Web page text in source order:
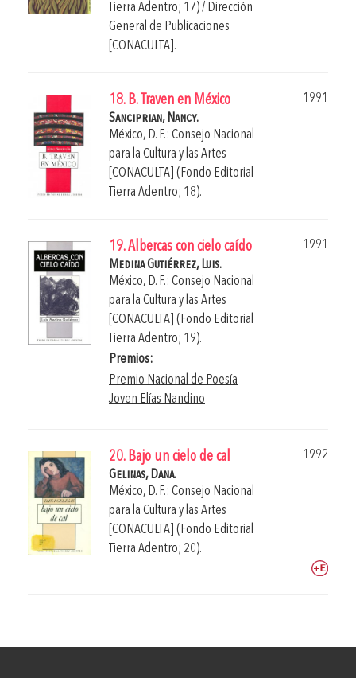
Tierra Adentro; 17) / Dirección
General de Publicaciones
[CONACULTA].
18. B. Traven en México
1991
Sanciprian, Nancy.
México, D. F.: Consejo Nacional
para la Cultura y las Artes
[CONACULTA] (Fondo Editorial
Tierra Adentro; 18).
19. Albercas con cielo caído
1991
Medina Gutiérrez, Luis.
México, D. F.: Consejo Nacional
para la Cultura y las Artes
[CONACULTA] (Fondo Editorial
Tierra Adentro; 19).
Premios:
Premio Nacional de Poesía
Joven Elías Nandino
20. Bajo un cielo de cal
1992
Gelinas, Dana.
México, D. F.: Consejo Nacional
para la Cultura y las Artes
[CONACULTA] (Fondo Editorial
Tierra Adentro; 20).